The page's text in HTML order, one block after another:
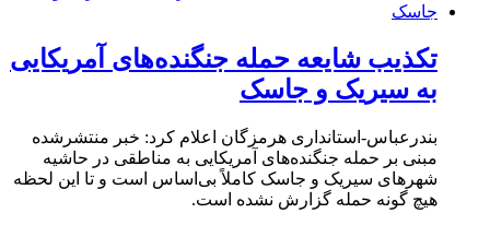
تکذیب شایعه حمله جنگنده‌های آمریکایی
به سیریک و جاسک
بندرعباس-استانداری هرمزگان اعلام کرد: خبر منتشرشده
مبنی بر حمله جنگنده‌های آمریکایی به مناطقی در حاشیه
شهرهای سیریک و جاسک کاملاً بی‌اساس است و تا این لحظه
هیچ گونه حمله گزارش نشده است.